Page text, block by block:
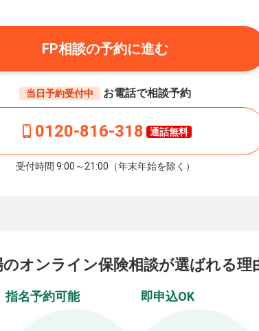
FP相談の予約に進む
当日予約受付中 お電話で相談予約
0120-816-318 通話無料
受付時間 9:00～21:00（年末年始を除く）
のオンライン保険相談が選ばれる理
指名予約可能 即申込OK